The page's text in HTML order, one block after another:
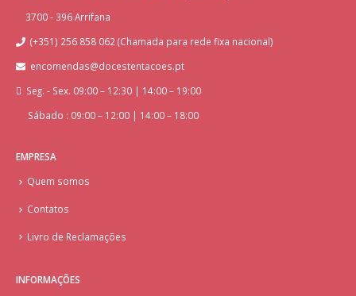
3700 - 396 Arrifana
(+351) 256 858 062 (Chamada para rede fixa nacional)
encomendas@docestentacoes.pt
Seg. - Sex. 09:00 – 12:30 | 14:00 – 19:00
Sábado : 09:00 – 12:00 | 14:00 – 18:00
EMPRESA
Quem somos
Contatos
Livro de Reclamações
INFORMAÇÕES